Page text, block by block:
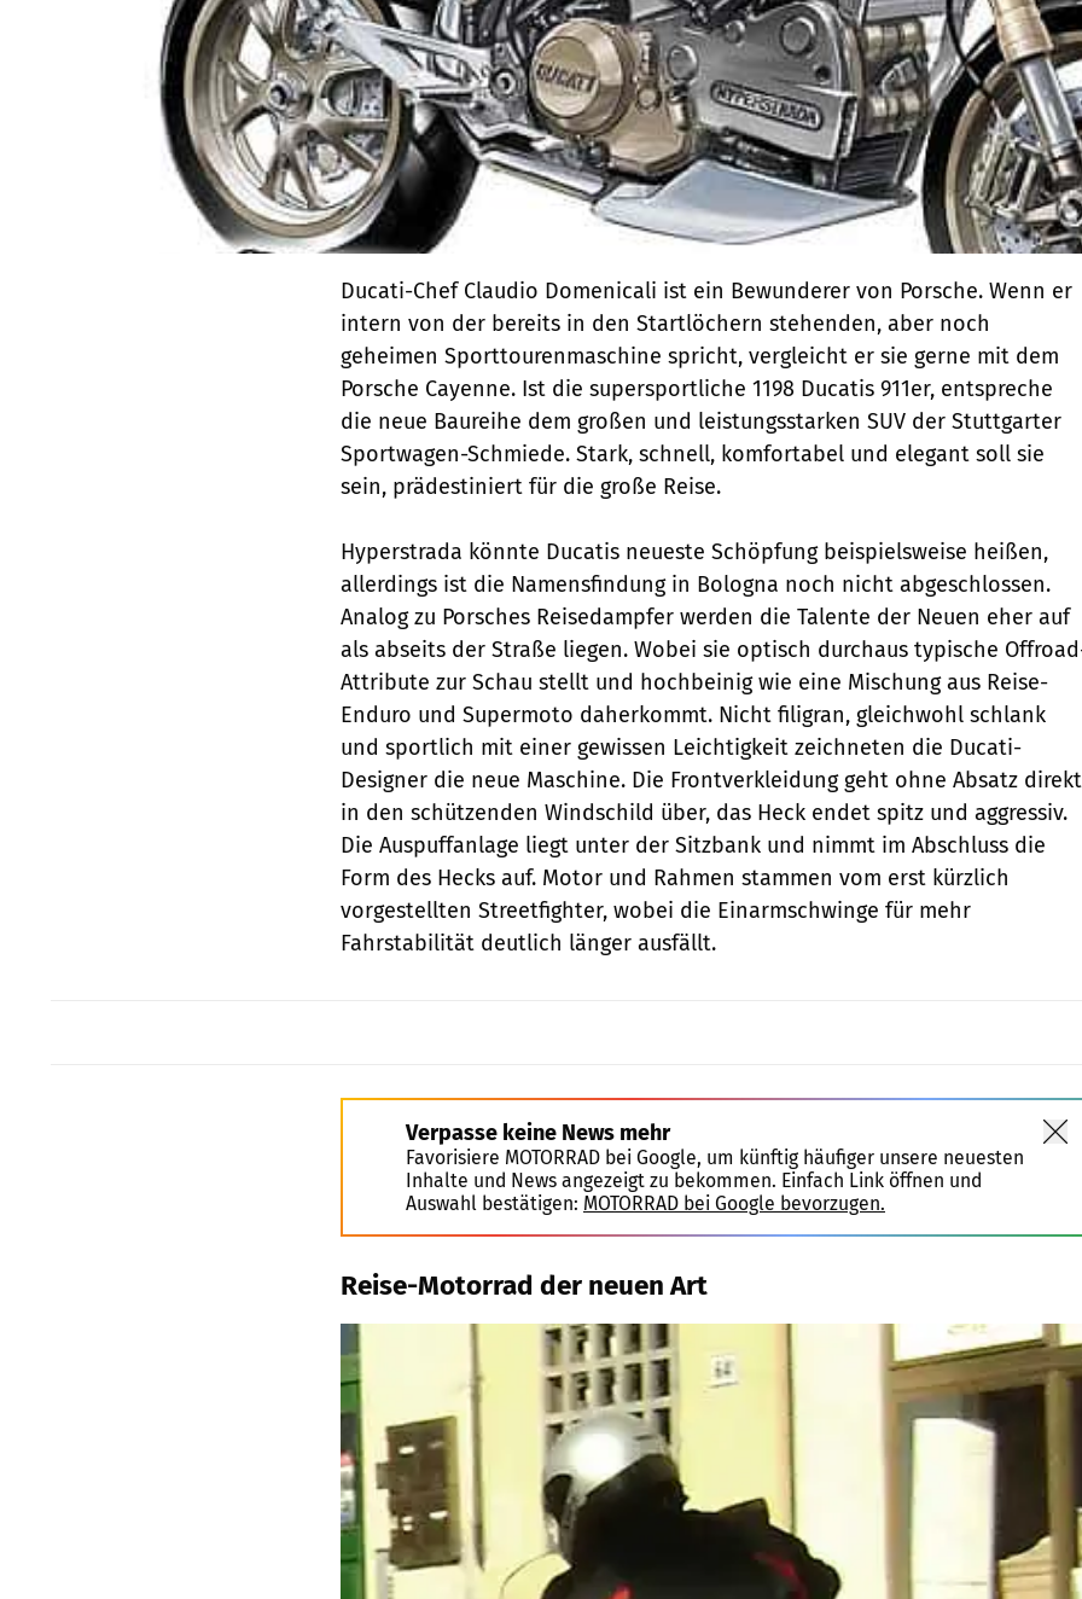
Ducati-Chef Claudio Domenicali ist ein Bewunderer von Porsche. Wenn er
intern von der bereits in den Startlöchern stehenden, aber noch
geheimen Sporttourenmaschine spricht, vergleicht er sie gerne mit dem
Porsche Cayenne. Ist die supersportliche 1198 Ducatis 911er, entspreche
die neue Baureihe dem großen und leistungsstarken SUV der Stuttgarter
Sportwagen-Schmiede. Stark, schnell, komfortabel und elegant soll sie
sein, prädestiniert für die große Reise.
Hyperstrada könnte Ducatis neueste Schöpfung beispielsweise heißen,
allerdings ist die Namensfindung in Bologna noch nicht abgeschlossen.
Analog zu ­Porsches Reisedampfer werden die Talente der Neuen eher auf
als abseits der Straße liegen. Wobei sie optisch durchaus typische
Attribute zur Schau stellt und hochbeinig wie eine Mischung aus Reise-
Enduro und Supermoto daherkommt. Nicht filigran, gleichwohl schlank
und sportlich mit einer gewissen Leichtigkeit zeichneten die Ducati-
Designer die neue Maschine. Die Frontverkleidung geht ohne Absatz direkt
in den schützenden Windschild über, das Heck endet spitz und aggressiv.
Die Auspuff­anlage liegt unter der Sitzbank und nimmt im Abschluss die
Form des Hecks auf. Motor und Rahmen stammen vom erst kürzlich
vorgestellten Streetfighter, wobei die Einarmschwinge für mehr
Fahrstabilität deutlich länger ausfällt.
Verpasse keine News mehr
Favorisiere MOTORRAD bei Google, um künftig häufiger unsere neuesten
Inhalte und News angezeigt zu bekommen. Einfach Link öffnen und
Auswahl bestätigen: MOTORRAD bei Google bevorzugen.
Reise-Motorrad der neuen Art